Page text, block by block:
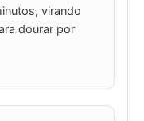
virando
dourar por